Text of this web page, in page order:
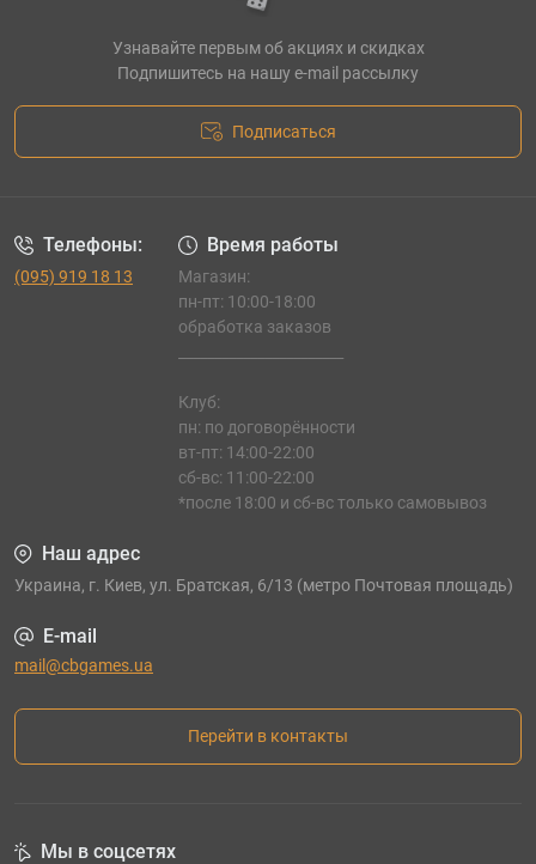
Узнавайте первым об акциях и скидках
Подпишитесь на нашу e-mail рассылку
Подписаться
Телефоны:
(095) 919 18 13
Время работы
Магазин:
пн-пт: 10:00-18:00
обработка заказов
Клуб:
пн: по договорённости
вт-пт: 14:00-22:00
сб-вс: 11:00-22:00
*после 18:00 и сб-вс только самовывоз
Наш адрес
Украина, г. Киев, ул. Братская, 6/13 (метро Почтовая площадь)
E-mail
mail@cbgames.ua
Перейти в контакты
Мы в соцсетях